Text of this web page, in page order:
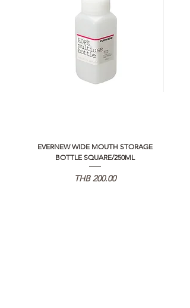
EVERNEW WIDE MOUTH STORAGE
BOTTLE SQUARE/250ML
価格
THB 200.00